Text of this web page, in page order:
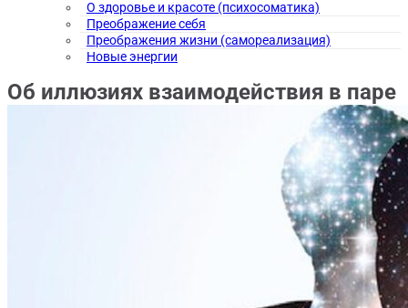
О здоровье и красоте (психосоматика)
Преображение себя
Преображения жизни (самореализация)
Новые энергии
Об иллюзиях взаимодействия в паре